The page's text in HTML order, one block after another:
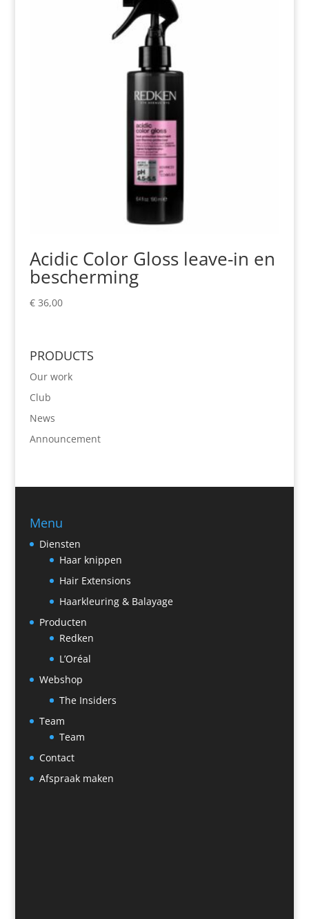
Acidic Color Gloss leave-in en
bescherming
€36,00
PRODUCTS
Our work
Club
News
Announcement
Menu
Diensten
Haar knippen
Hair Extensions
Haarkleuring & Balayage
Producten
Redken
L’Oréal
Webshop
The Insiders
Team
Team
Contact
Afspraak maken